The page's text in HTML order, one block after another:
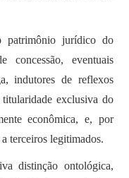
patrimônio jurídico do
eventuais
indutores de reflexos
exclusiva do
econômica, e, por
terceiros legitimados.
distinção ontológica,